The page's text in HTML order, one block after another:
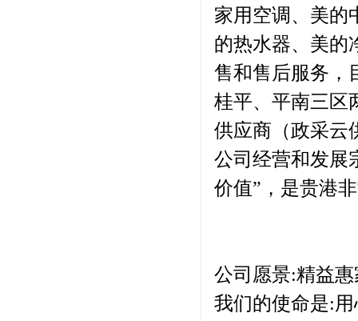
家用空调、美的
的热水器、美的
售和售后服务，
桂平、平南三区
供应商（政采云
公司经营和发展
价值”，是贵港
公司愿景:精益
我们的使命是: